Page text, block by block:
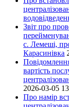
Звіт про
с. Лемеші,
Карасинівка
вартість
2026-03-05
Про намір